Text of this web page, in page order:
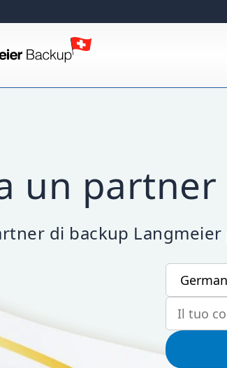
un partner
di backup
Il tuo
Il tuo